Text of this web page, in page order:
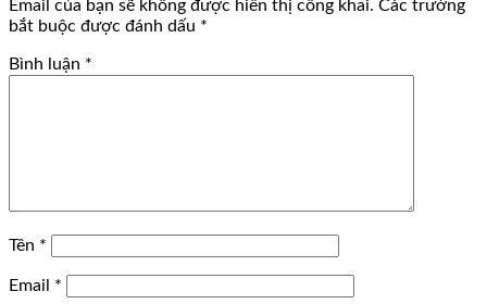
Email của bạn sẽ không được hiển thị công khai. Các trường
bắt buộc được đánh dấu *
Bình luận *
Tên *
Email *